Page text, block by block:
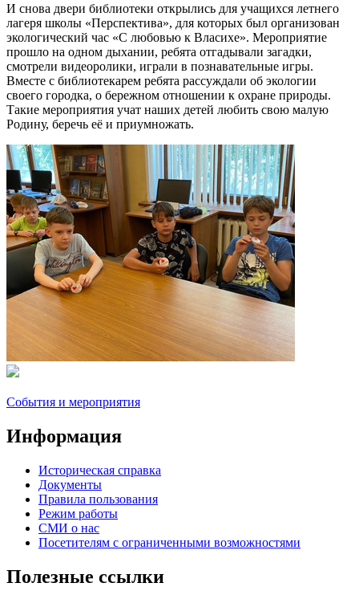
И снова двери библиотеки открылись для учащихся летнего
лагеря школы «Перспектива», для которых был организован
экологический час «С любовью к Власихе». Мероприятие
прошло на одном дыхании, ребята отгадывали загадки,
смотрели видеоролики, играли в познавательные игры.
Вместе с библиотекарем ребята рассуждали об экологии
своего городка, о бережном отношении к охране природы.
Такие мероприятия учат наших детей любить свою малую
Родину, беречь её и приумножать.
События и мероприятия
Информация
Историческая справка
Документы
Правила пользования
Режим работы
СМИ о нас
Посетителям с ограниченными возможностями
Полезные ссылки